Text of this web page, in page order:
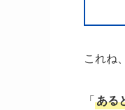
これね
「ある